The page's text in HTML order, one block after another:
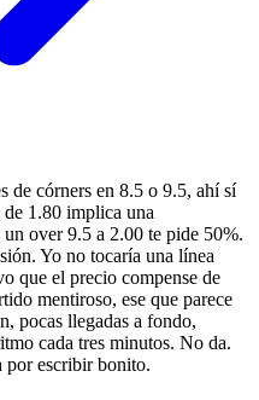
de córners en 8.5 o 9.5, ahí sí
1.80 implica una
over 9.5 a 2.00 te pide 50%.
Yo no tocaría una línea
que el precio compense de
mentiroso, ese que parece
pocas llegadas a fondo,
cada tres minutos. No da.
por escribir bonito.